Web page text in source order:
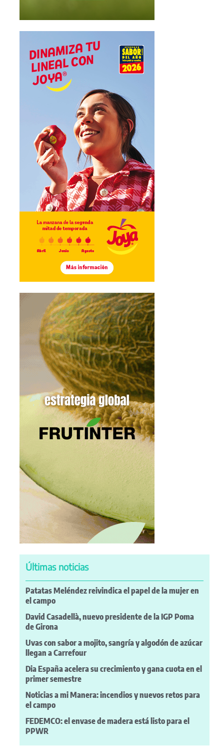
Últimas noticias
Patatas Meléndez reivindica el papel de la mujer en
el campo
David Casadellà, nuevo presidente de la IGP Poma
de Girona
Uvas con sabor a mojito, sangría y algodón de azúcar
llegan a Carrefour
Dia España acelera su crecimiento y gana cuota en el
primer semestre
Noticias a mi Manera: incendios y nuevos retos para
el campo
FEDEMCO: el envase de madera está listo para el
PPWR